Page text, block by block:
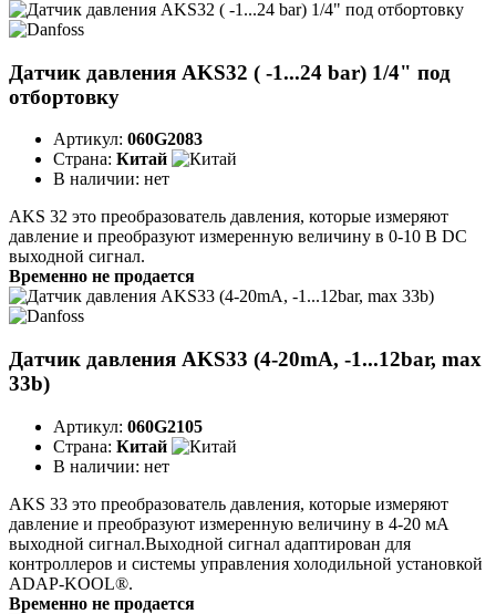
Датчик давления AKS32 ( -1...24 bar) 1/4" под
отбортовку
Артикул: 060G2083
Страна: Китай
В наличии: нет
AKS 32 это преобразователь давления, которые измеряют
давление и преобразуют измеренную величину в 0-10 В DC
выходной сигнал.
Временно не продается
Датчик давления AKS33 (4-20mA, -1...12bar, max
33b)
Артикул: 060G2105
Страна: Китай
В наличии: нет
AKS 33 это преобразователь давления, которые измеряют
давление и преобразуют измеренную величину в 4-20 мA
выходной сигнал.Выходной сигнал адаптирован для
контроллеров и системы управления холодильной установкой
ADAP-KOOL®.
Временно не продается